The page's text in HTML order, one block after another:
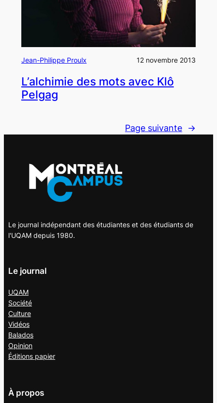
Jean-Philippe Proulx 12 novembre 2013
L’alchimie des mots avec Klô
Pelgag
Page suivante →
Le journal indépendant des étudiantes et des étudiants de
l'UQAM depuis 1980.
Le journal
UQAM
Société
Culture
Vidéos
Balados
Opinion
Éditions papier
À propos